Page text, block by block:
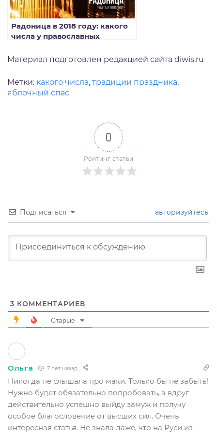
Радоница в 2018 году: какого
числа у православных
Материал подготовлен редакцией сайта diwis.ru
Метки: какого числа, традиции праздника,
яблочный спас
0
Рейтинг статьи
Подписаться авторизуйтесь
3 КОММЕНТАРИЕВ
Старые
Ольга 7 лет назад
Никогда не слышала про маки. Только бы не забыть!
Нужно будет обязательно попробовать, а вдруг
действительно успешно выйду замуж и получу
особое благословение от высших сил. Очень
интересная статья. Не знала даже, что на Руси из